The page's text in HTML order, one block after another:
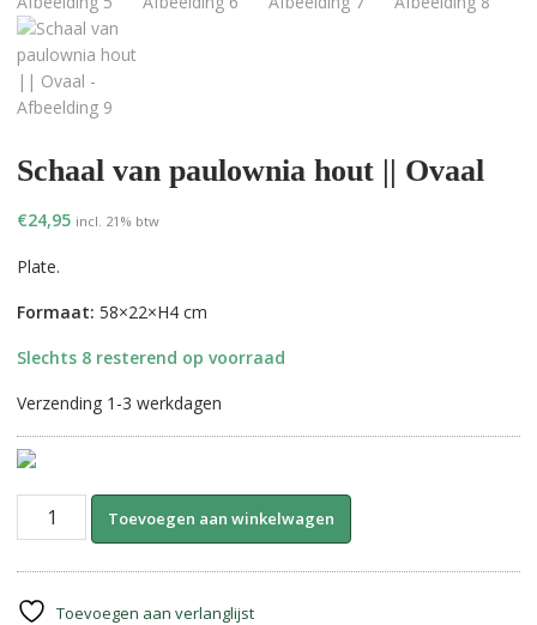
Schaal van paulownia hout || Ovaal
€24,95 incl. 21% btw
Plate.
Formaat: 58×22×H4 cm
Slechts 8 resterend op voorraad
Verzending 1-3 werkdagen
Schaal
||
Toevoegen aan winkelwagen
Toevoegen aan verlanglijst